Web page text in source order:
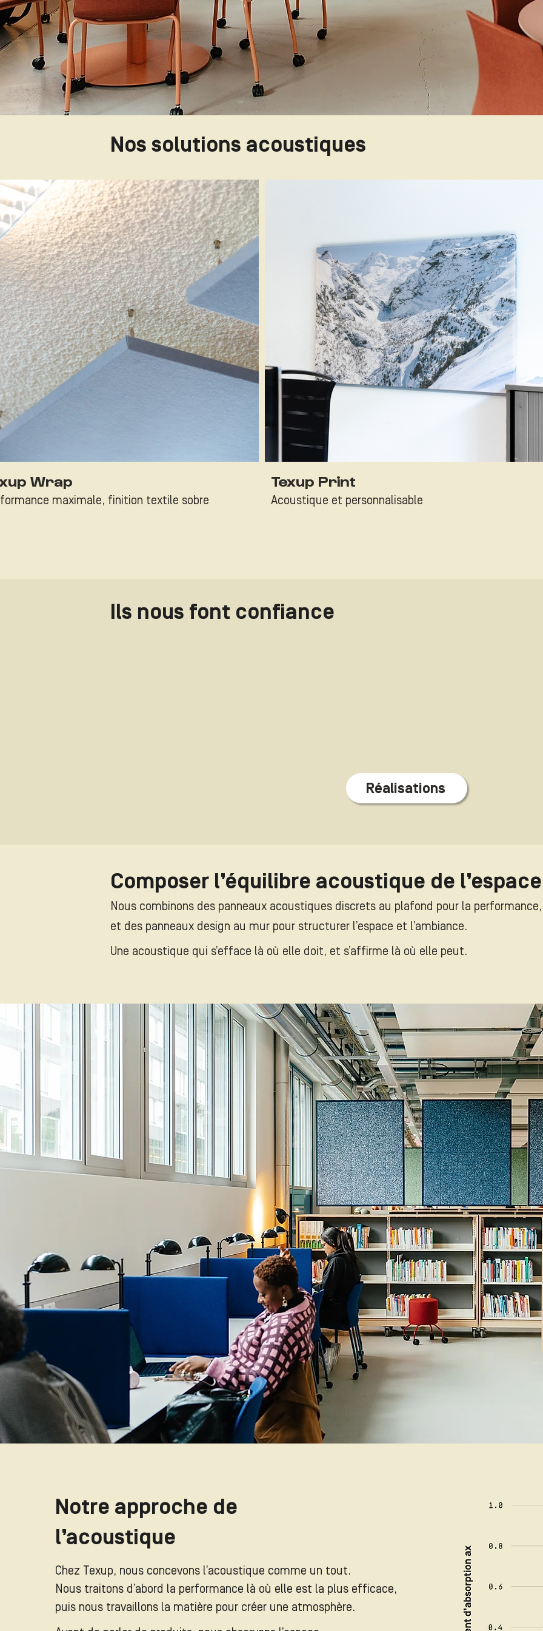
Nos solutions acoustiques
Wrap
maximale, finition textile sobre
Texup Print
Acoustique et personnalisable
Réalisations
Ils nous font confiance
Composer l’équilibre acoustique de
Nous combinons des panneaux acoustiques discrets au plafond pour la performance,
et des panneaux design au mur pour structurer l’espace et l’ambiance.
Une acoustique qui s’efface là où elle doit, et s’affirme là où elle peut.
Notre approche de
l’acoustique
Chez Texup, nous concevons l’acoustique comme un tout.
Nous traitons d’abord la performance là où elle est la plus efficace,
puis nous travaillons la matière pour créer une atmosphère.